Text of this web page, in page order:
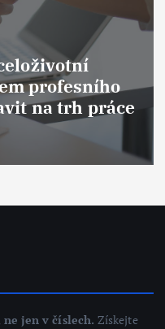
(Imposter
se cítíme jako
vrcholu kariéry
jen v číslech. Získejte